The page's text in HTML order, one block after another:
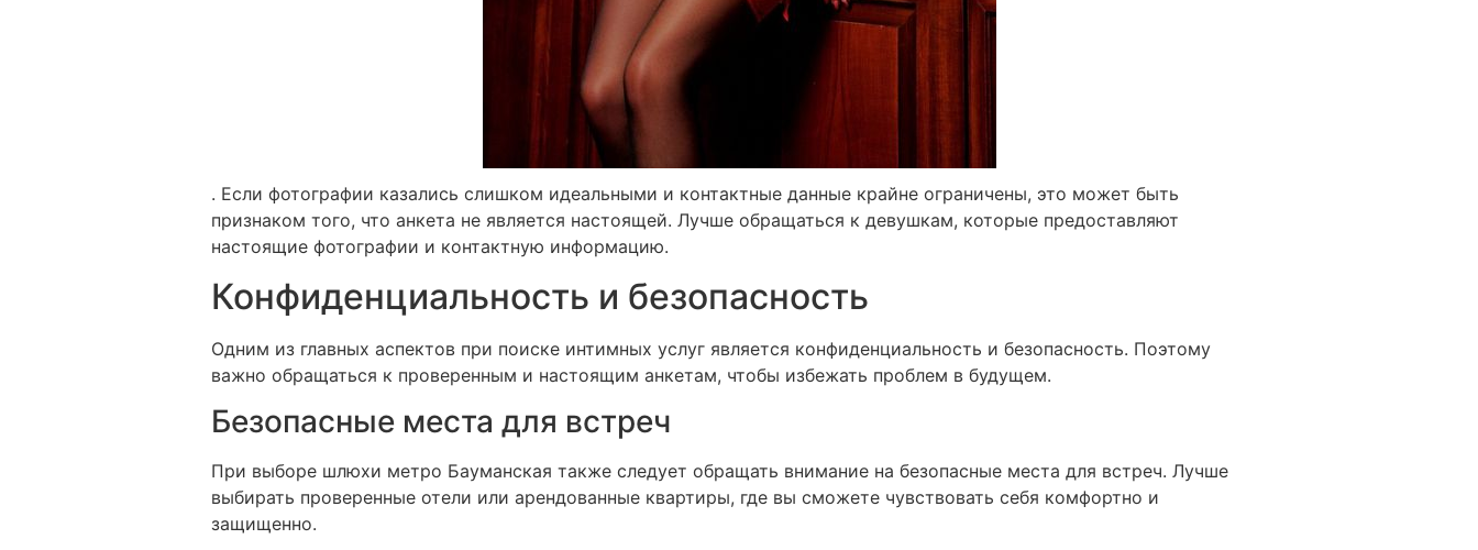
. Если фотографии казались слишком идеальными и контактные данные крайне ограничены, это может быть
признаком того, что анкета не является настоящей. Лучше обращаться к девушкам, которые предоставляют
настоящие фотографии и контактную информацию.
Конфиденциальность и безопасность
Одним из главных аспектов при поиске интимных услуг является конфиденциальность и безопасность. Поэтому
важно обращаться к проверенным и настоящим анкетам, чтобы избежать проблем в будущем.
Безопасные места для встреч
При выборе шлюхи метро Бауманская также следует обращать внимание на безопасные места для встреч. Лучше
выбирать проверенные отели или арендованные квартиры, где вы сможете чувствовать себя комфортно и
защищенно.